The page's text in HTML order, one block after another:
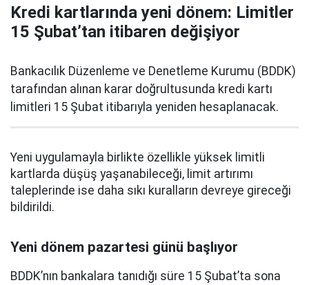
Kredi kartlarında yeni dönem: Limitler
15 Şubat’tan itibaren değişiyor
Bankacılık Düzenleme ve Denetleme Kurumu (BDDK)
tarafından alınan karar doğrultusunda kredi kartı
limitleri 15 Şubat itibarıyla yeniden hesaplanacak.
Yeni uygulamayla birlikte özellikle yüksek limitli
kartlarda düşüş yaşanabileceği, limit artırımı
taleplerinde ise daha sıkı kuralların devreye gireceği
bildirildi.
Yeni dönem pazartesi günü başlıyor
BDDK’nın bankalara tanıdığı süre 15 Şubat’ta sona